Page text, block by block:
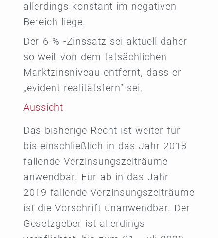
allerdings konstant im negativen
Bereich liege.
Der 6 % -Zinssatz sei aktuell daher
so weit von dem tatsächlichen
Marktzinsniveau entfernt, dass er
„evident realitätsfern“ sei.
Aussicht
Das bisherige Recht ist weiter für
bis einschließlich in das Jahr 2018
fallende Verzinsungszeiträume
anwendbar. Für ab in das Jahr
2019 fallende Verzinsungszeiträume
ist die Vorschrift unanwendbar. Der
Gesetzgeber ist allerdings